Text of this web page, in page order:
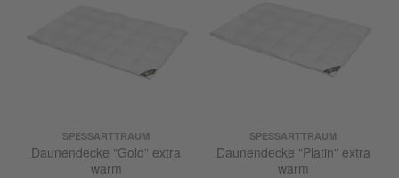
SPESSARTTRAUM
Daunendecke "Gold" extra
warm
SPESSARTTRAUM
Daunendecke "Platin" extra
warm